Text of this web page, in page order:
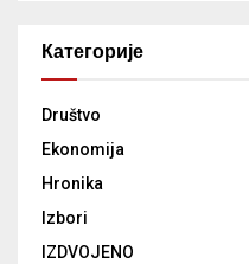
Категорије
Društvo
Ekonomija
Hronika
Izbori
IZDVOJENO